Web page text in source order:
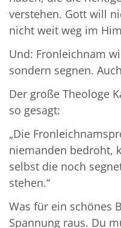
verstehen. Gott will
nicht weit weg im
Und: Fronleichnam
sondern segnen.
Der große Theologe
so gesagt:
„Die
niemanden bedroht,
selbst die noch
stehen.“
Was für ein schönes
Spannung raus. Du